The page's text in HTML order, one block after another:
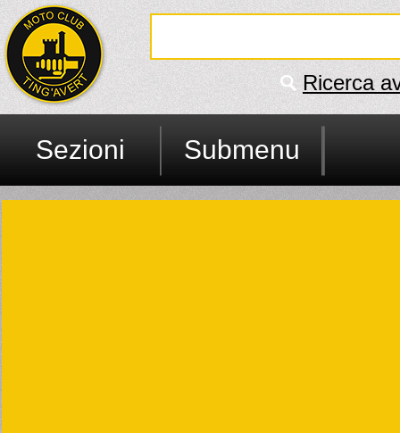
Ricerca
Sezioni Submenu